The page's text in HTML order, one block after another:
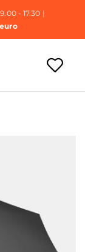
- 17.30 |